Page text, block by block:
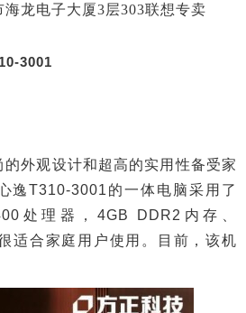
海龙电子大厦3层303联想专卖
3001
外观设计和超高的实用性备受家
逸T310-3001的一体电脑采用了
处理器，4GB DDR2内存、
适合家庭用户使用。目前，该机